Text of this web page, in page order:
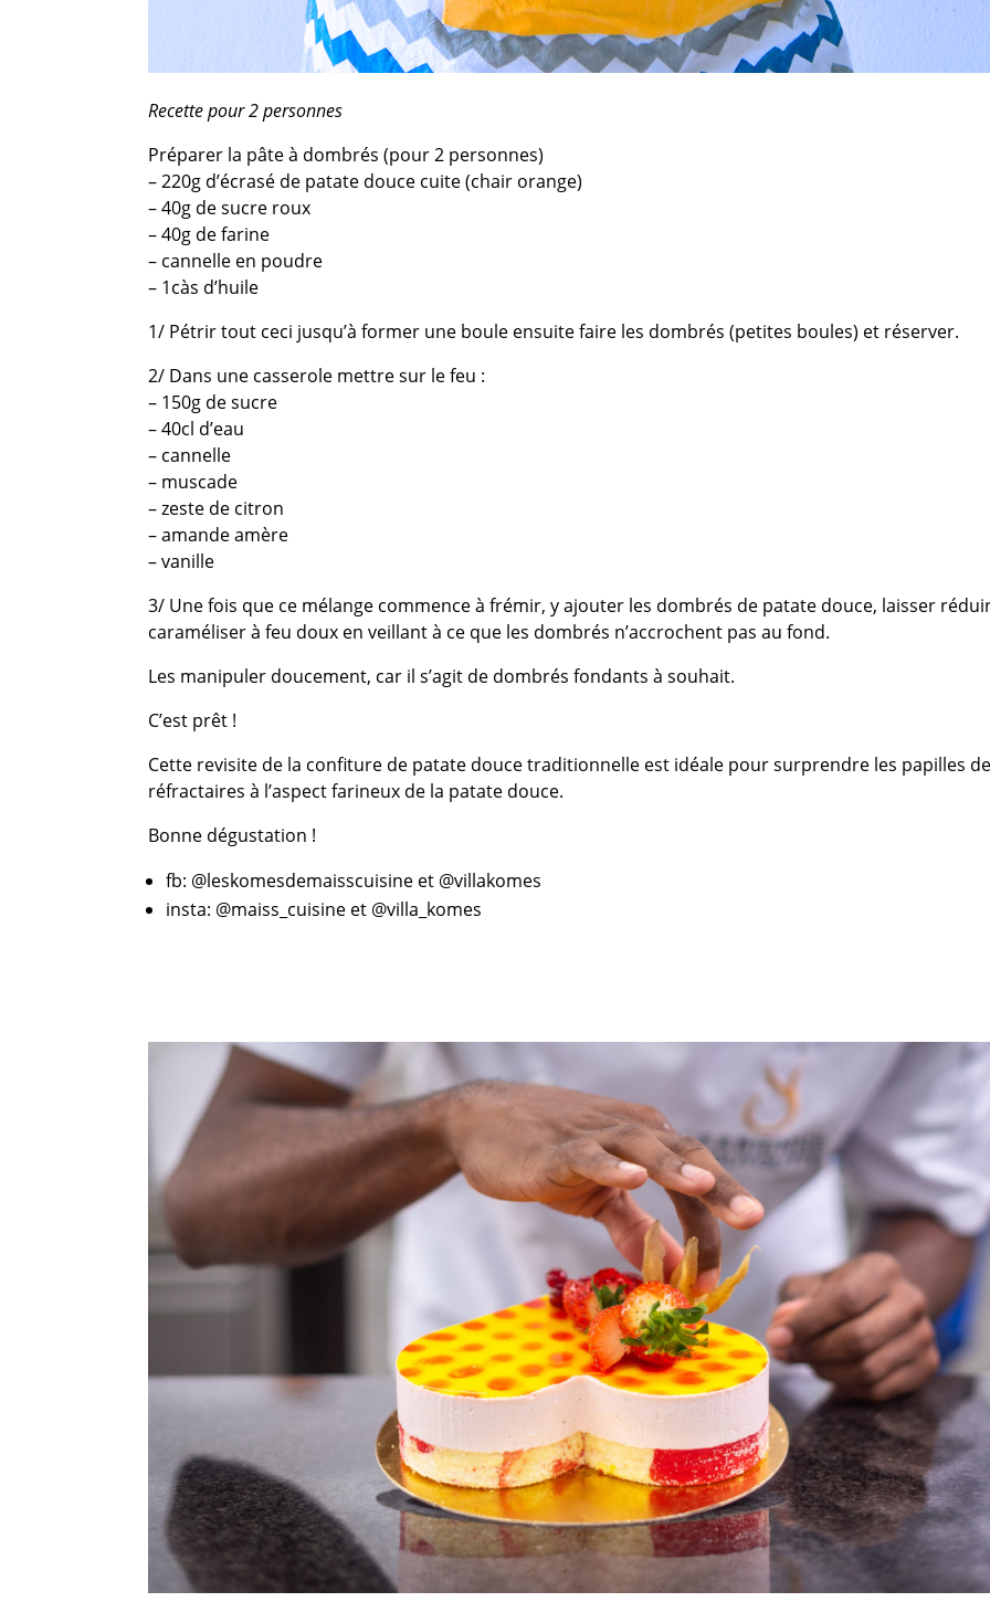
Recette pour 2 personnes
Préparer la pâte à dombrés (pour 2 personnes)
– 220g d’écrasé de patate douce cuite (chair orange)
– 40g de sucre roux
– 40g de farine
– cannelle en poudre
– 1càs d’huile
1/ Pétrir tout ceci jusqu’à former une boule ensuite faire les dombrés (petites boules) et réserver.
2/ Dans une casserole mettre sur le feu :
– 150g de sucre
– 40cl d’eau
– cannelle
– muscade
– zeste de citron
– amande amère
– vanille
3/ Une fois que ce mélange commence à frémir, y ajouter les dombrés de patate douce, laisser
caraméliser à feu doux en veillant à ce que les dombrés n’accrochent pas au fond.
Les manipuler doucement, car il s’agit de dombrés fondants à souhait.
C’est prêt !
Cette revisite de la confiture de patate douce traditionnelle est idéale pour surprendre les papilles
réfractaires à l’aspect farineux de la patate douce.
Bonne dégustation !
fb: @leskomesdemaisscuisine et @villakomes
insta: @maiss_cuisine et @villa_komes